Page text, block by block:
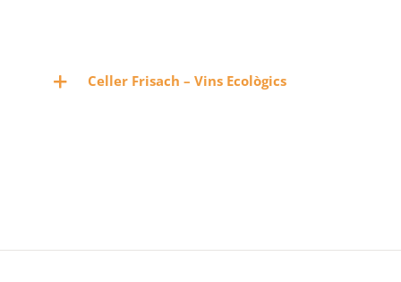
Celler Frisach – Vins Ecològics